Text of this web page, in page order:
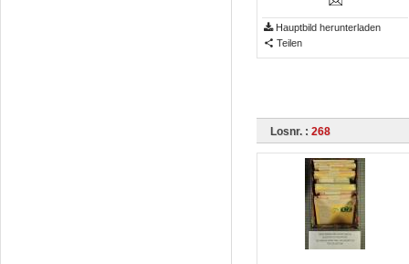
Hauptbild herunterladen
Teilen
Losnr. : 268